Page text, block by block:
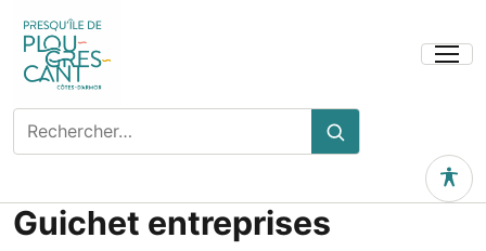
Ouvrir
Rechercher
sur
site
Rechercher
Outils
Guichet entreprises